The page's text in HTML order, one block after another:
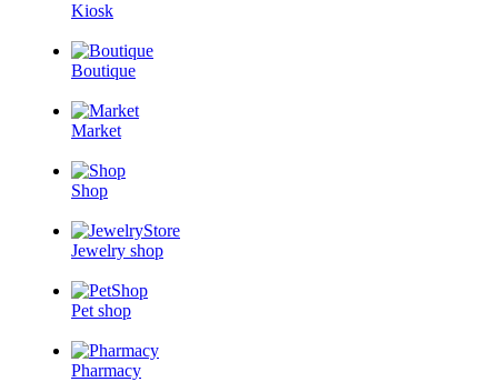
Kiosk
Boutique
Market
Shop
Jewelry shop
Pet shop
Pharmacy